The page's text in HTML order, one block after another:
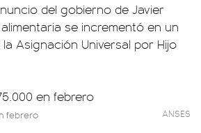
del gobierno de Javier
se incrementó en un
Asignación Universal por Hijo
febrero ANSES